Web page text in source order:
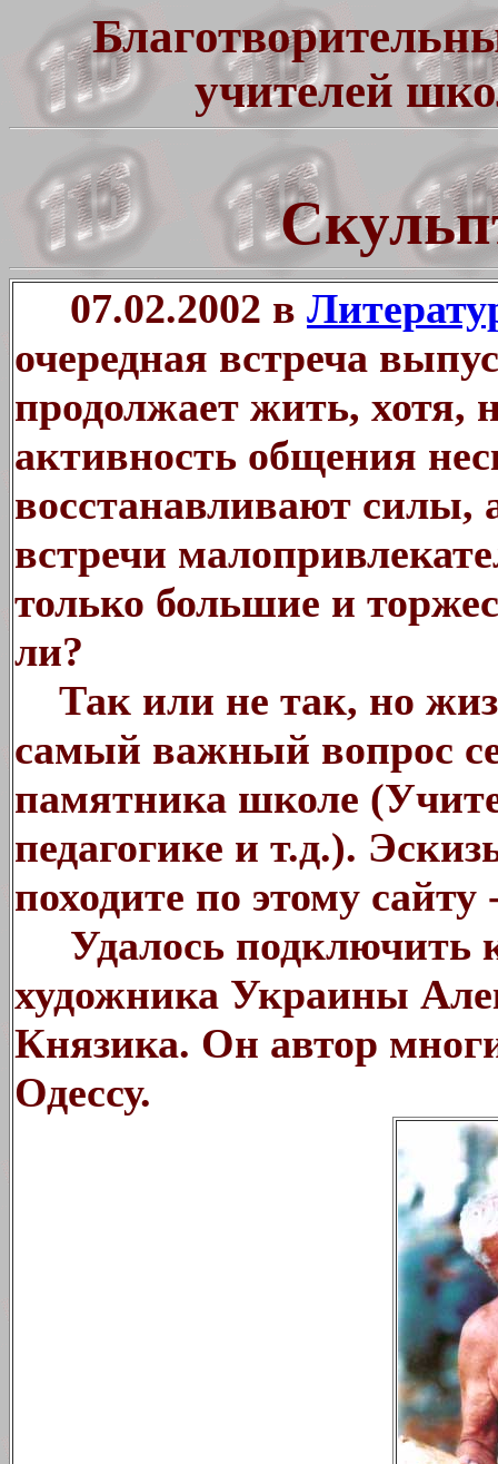
учителей
07.02.2002 в
очередная встреча
продолжает жить, хотя,
активность общения
восстанавливают силы,
встречи
только большие и
ли?
Так или не так, но
самый важный вопрос
памятника школе
педагогике и т.д.).
походите по этому
Удалось подключить к
художника Украины
Князика. Он автор
Одессу.